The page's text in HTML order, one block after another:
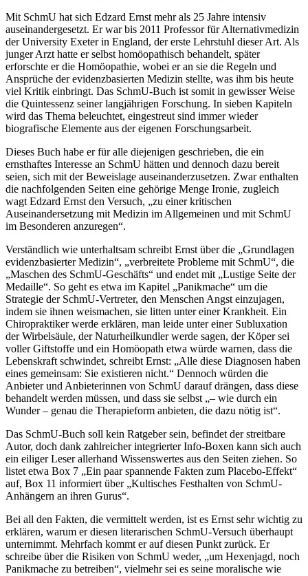
Mit SchmU hat sich Edzard Ernst mehr als 25 Jahre intensiv
auseinandergesetzt. Er war bis 2011 Professor für Alternativmedizin
der University Exeter in England, der erste Lehrstuhl dieser Art. Als
junger Arzt hatte er selbst homöopathisch behandelt, später
erforschte er die Homöopathie, wobei er an sie die Regeln und
Ansprüche der evidenzbasierten Medizin stellte, was ihm bis heute
viel Kritik einbringt. Das SchmU-Buch ist somit in gewisser Weise
die Quintessenz seiner langjährigen Forschung. In sieben Kapiteln
wird das Thema beleuchtet, eingestreut sind immer wieder
biografische Elemente aus der eigenen Forschungsarbeit.
Dieses Buch habe er für alle diejenigen geschrieben, die ein
ernsthaftes Interesse an SchmU hätten und dennoch dazu bereit
seien, sich mit der Beweislage auseinanderzusetzen. Zwar enthalten
die nachfolgenden Seiten eine gehörige Menge Ironie, zugleich
wagt Edzard Ernst den Versuch, „zu einer kritischen
Auseinandersetzung mit Medizin im Allgemeinen und mit SchmU
im Besonderen anzuregen“.
Verständlich wie unterhaltsam schreibt Ernst über die „Grundlagen
evidenzbasierter Medizin“, „verbreitete Probleme mit SchmU“, die
„Maschen des SchmU-Geschäfts“ und endet mit „Lustige Seite der
Medaille“. So geht es etwa im Kapitel „Panikmache“ um die
Strategie der SchmU-Vertreter, den Menschen Angst einzujagen,
indem sie ihnen weismachen, sie litten unter einer Krankheit. Ein
Chiropraktiker werde erklären, man leide unter einer Subluxation
der Wirbelsäule, der Naturheilkundler werde sagen, der Köper sei
voller Giftstoffe und ein Homöopath etwa würde warnen, dass die
Lebenskraft schwindet, schreibt Ernst: „Alle diese Diagnosen haben
eines gemeinsam: Sie exis­tieren nicht.“ Dennoch würden die
Anbieter und Anbieterinnen von SchmU darauf drängen, dass diese
behandelt werden müssen, und dass sie selbst „– wie durch ein
Wunder – genau die Therapieform anbieten, die dazu nötig ist“.
Das SchmU-Buch soll kein Ratgeber sein, befindet der streitbare
Autor, doch dank zahlreicher integrierter Info-Boxen kann sich auch
ein eiliger Leser allerhand Wissenswertes aus den Seiten ziehen. So
listet etwa Box 7 „Ein paar spannende Fakten zum Placebo-Effekt“
auf, Box 11 informiert über „Kultisches Festhalten von SchmU-
Anhängern an ihren Gurus“.
Bei all den Fakten, die vermittelt werden, ist es Ernst sehr wichtig zu
erklären, warum er diesen literarischen SchmU-Versuch überhaupt
unternimmt. Mehrfach kommt er auf diesen Punkt zurück. Er
schreibe über die Risiken von SchmU weder, „um Hexen­jagd, noch
Panikmache zu betreiben“, vielmehr sei es seine moralische wie